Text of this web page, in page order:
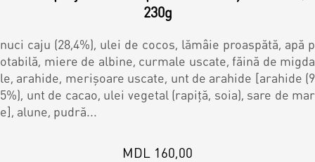
230g
nuci caju (28,4%), ulei de cocos, lămâie proaspătă, apă p
otabilă, miere de albine, curmale uscate, făină de migda
le, arahide, merișoare uscate, unt de arahide [arahide (9
5%), unt de cacao, ulei vegetal (rapiță, soia), sare de mar
e], alune, pudră...
MDL 160,00